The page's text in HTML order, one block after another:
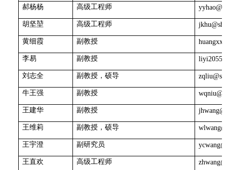
郝杨杨 高级工程师
胡坚堃 高级工程师
黄细霞 副教授
李易 副教授
刘志全 副教授，硕导
牛王强 副教授
王建华 副教授
王维莉 副教授，硕导
王宇澄 副研究员
王直欢 高级工程师